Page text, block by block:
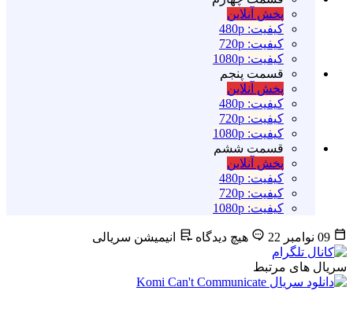
پخش آنلاین
کیفیت: 480p
کیفیت: 720p
کیفیت: 1080p
قسمت پنجم
پخش آنلاین
کیفیت: 480p
کیفیت: 720p
کیفیت: 1080p
قسمت ششم
پخش آنلاین
کیفیت: 480p
کیفیت: 720p
کیفیت: 1080p
هیچ دیدگاه انیمیشن سریالی
سریال های مرتبط